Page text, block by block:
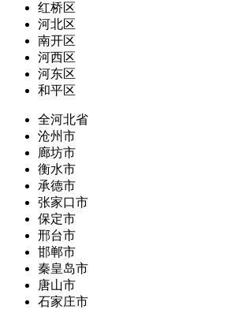
红桥区
河北区
南开区
河西区
河东区
和平区
全河北省
沧州市
廊坊市
衡水市
承德市
张家口市
保定市
邢台市
邯郸市
秦皇岛市
唐山市
石家庄市